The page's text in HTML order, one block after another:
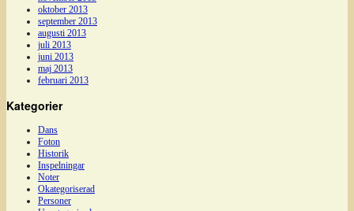
oktober 2013
september 2013
augusti 2013
juli 2013
juni 2013
maj 2013
februari 2013
Kategorier
Dans
Foton
Historik
Inspelningar
Noter
Okategoriserad
Personer